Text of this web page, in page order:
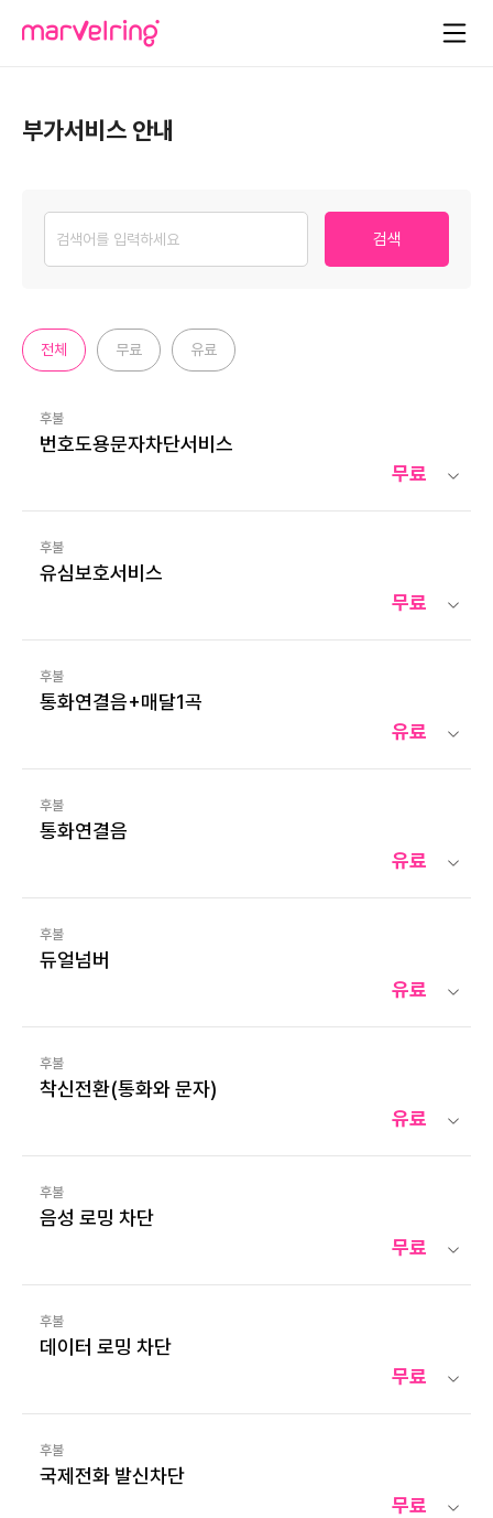
부가서비스 안내
검색
전체 무료 유료
후불
번호도용문자차단서비스
무료
후불
유심보호서비스
무료
후불
통화연결음+매달1곡
유료
후불
통화연결음
유료
후불
듀얼넘버
유료
후불
착신전환(통화와 문자)
유료
후불
음성 로밍 차단
무료
후불
데이터 로밍 차단
무료
후불
국제전화 발신차단
무료